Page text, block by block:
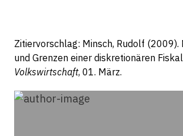
Zitiervorschlag: Minsch, Rudolf (2009).
und Grenzen einer diskretionären
Volkswirtschaft, 01. März.